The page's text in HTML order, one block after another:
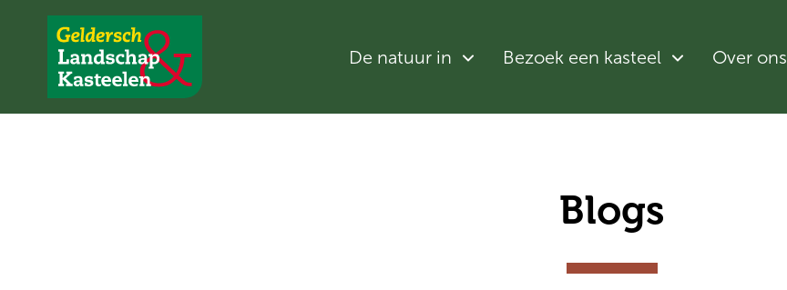
Geldersch
Landschap
en
De natuur in Bezoek een kasteel Over ons
Blogs